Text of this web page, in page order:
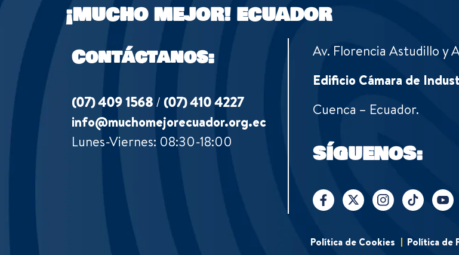
¡MUCHO MEJOR! ECUADOR
Contáctanos:
(07) 409 1568 / (07) 410 4227
info@muchomejorecuador.org.ec
Lunes-Viernes: 08:30-18:00
Av. Florencia Astudillo y
Edificio Cámara de
Cuenca – Ecuador.
SÍGUENOS:
Política de Cookies Política de